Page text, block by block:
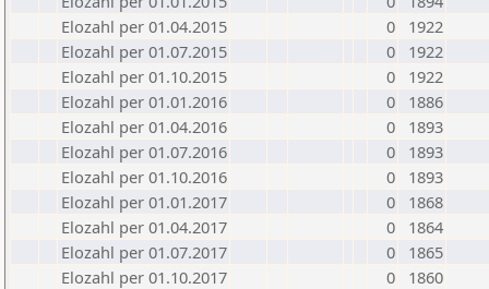
Elozahl per 01.04.2015
0
1922
Elozahl per 01.07.2015
0
1922
Elozahl per 01.10.2015
0
1922
Elozahl per 01.01.2016
0
1886
Elozahl per 01.04.2016
0
1893
Elozahl per 01.07.2016
0
1893
Elozahl per 01.10.2016
0
1893
Elozahl per 01.01.2017
0
1868
Elozahl per 01.04.2017
0
1864
Elozahl per 01.07.2017
0
1865
Elozahl per 01.10.2017
0
1860